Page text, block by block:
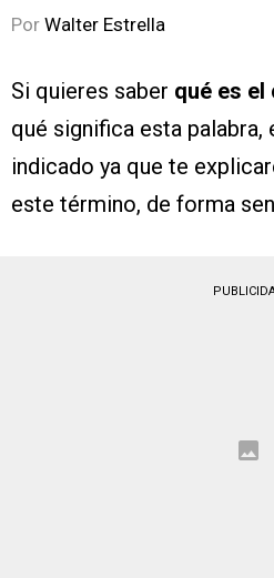
Por Walter Estrella
Si quieres saber qué es el
qué significa esta palabra,
indicado ya que te
este término, de forma